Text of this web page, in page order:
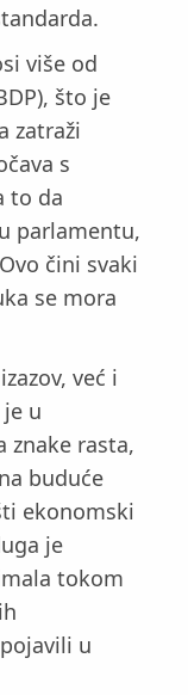
više od
što je
zatraži
s
to da
parlamentu,
čini svaki
se mora
već i
u
znake rasta,
buduće
ekonomski
je
tokom
u